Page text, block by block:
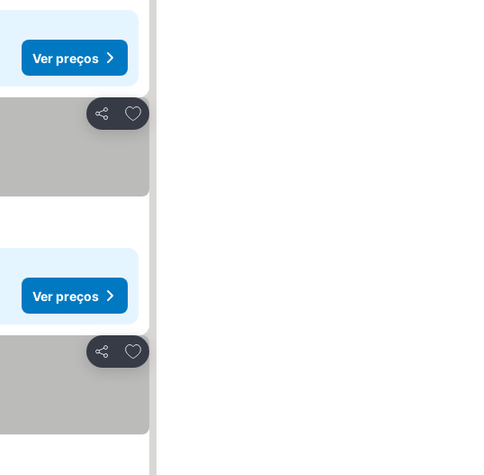
Ver preços
Partilhar
Adicionar aos favoritos
Ver preços
Partilhar
Adicionar aos favoritos